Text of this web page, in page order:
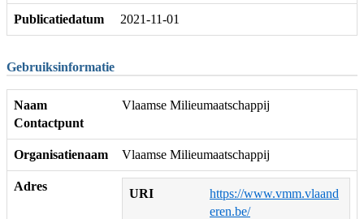
Publicatiedatum 2021-11-01
Gebruiksinformatie
Naam
Contactpunt
Vlaamse Milieumaatschappij
Organisatienaam Vlaamse Milieumaatschappij
Adres
URI
https://www.vmm.vlaand
eren.be/